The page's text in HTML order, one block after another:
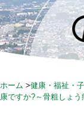
S
k
i
p
c
ホーム >健康・福祉・
康ですか?～骨粗しょう